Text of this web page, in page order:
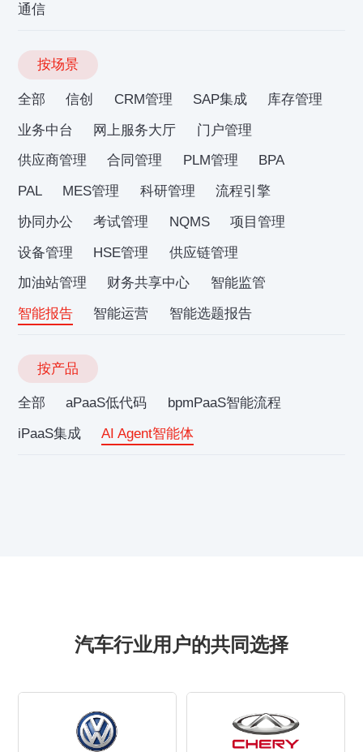
通信
按场景
全部 信创 CRM管理 SAP集成
库存管理
业务中台
网上服务大厅
门户管理
供应商管理
合同管理 PLM管理
BPA
PAL
MES管理 科研管理
流程引擎
协同办公
考试管理 NQMS
项目管理
设备管理
HSE管理
供应链管理
加油站管理
财务共享中心
智能监管
智能报告
智能运营 智能选题报告
按产品
全部 aPaaS低代码
bpmPaaS智能流程
iPaaS集成
AI Agent智能体
汽车行业用户的共同选择